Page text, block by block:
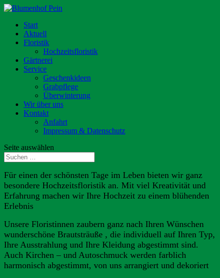
Start
Aktuell
Floristik
Hochzeitsfloristik
Gärtnerei
Service
Geschenkideen
Grabpflege
Überwinterung
Wir über uns
Kontakt
Anfahrt
Impressum & Datenschutz
Seite auswählen
Für einen der schönsten Tage im Leben bieten wir ganz
besondere Hochzeitsfloristik an. Mit viel Kreativität und
Erfahrung machen wir Ihre Hochzeit zu einem blühenden
Erlebnis
Unsere Floristinnen zaubern ganz nach Ihren Wünschen
wunderschöne Brautsträuße , die individuell auf Ihren Typ,
Ihre Ausstrahlung und Ihre Kleidung abgestimmt sind.
Auch Kirchen – und Autoschmuck werden farblich
harmonisch abgestimmt, von uns arrangiert und dekoriert